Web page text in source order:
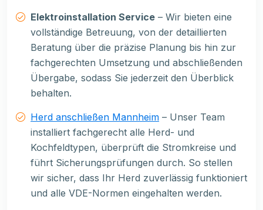
Elektroinstallation Service – Wir bieten eine
vollständige Betreuung, von der detaillierten
Beratung über die präzise Planung bis hin zur
fachgerechten Umsetzung und abschließenden
Übergabe, sodass Sie jederzeit den Überblick
behalten.
Herd anschließen Mannheim – Unser Team
installiert fachgerecht alle Herd- und
Kochfeldtypen, überprüft die Stromkreise und
führt Sicherungsprüfungen durch. So stellen
wir sicher, dass Ihr Herd zuverlässig funktioniert
und alle VDE-Normen eingehalten werden.